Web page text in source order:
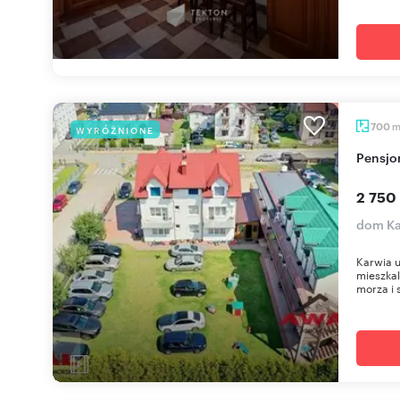
WYRÓŻNIONE 700 m
2 750
dom
Karwia
morza i